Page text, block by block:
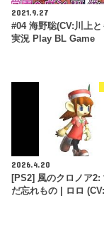
2021.9.27
#04 海野聡(CV:川上
実況 Play BL Game
2026.4.20
[PS2] 風のクロノア2:
だ忘れもの | ロロ